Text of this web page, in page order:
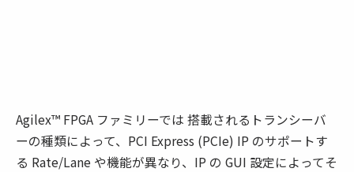
Agilex™ FPGA ファミリーでは 搭載されるトランシーバ
ーの種類によって、PCI Express (PCIe) IP のサポートす
る Rate/Lane や機能が異なり、IP の GUI 設定によってそ